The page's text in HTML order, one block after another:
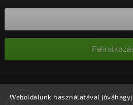
Weboldalunk használatával